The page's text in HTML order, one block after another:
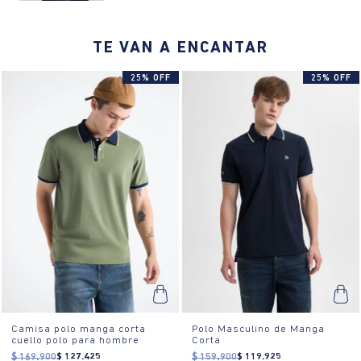
¿Cómo se usa?:El fit slim es ideal para eventos casuales o salidas
TE VAN A ENCANTAR
25% OFF
Camisa polo manga corta
cuello polo para hombre
$ 169.900$ 127.425
25% OFF
Polo Masculino de Manga
Corta
$ 159.900$ 119.925